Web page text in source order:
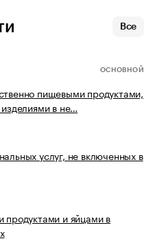
Все
ОСНОВНОЙ
пищевыми продуктами,
в не…
услуг, не включенных в
продуктами и яйцами в